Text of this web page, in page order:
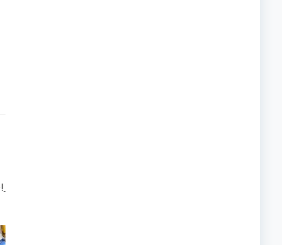
行動電源機身已標示「10000mAh」，卻仍被要求當場
暑，冬瓜仲有好多鮮為人知嘅好處：減肥、消水腫、降血
!｣ 長時間對住電腦､剪片寫稿,成日覺得眼睛乾澀､腦袋好似｢斷